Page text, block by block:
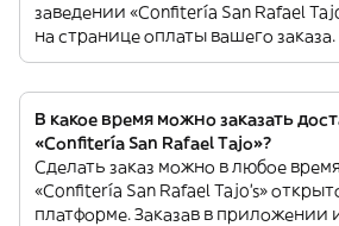
заведении «Confitería San Rafael
на странице оплаты вашего заказа.
В какое время можно заказать
«Confitería San Rafael Tajo»?
Сделать заказ можно в любое
«Confitería San Rafael Tajo’s»
платформе. Заказав в приложении